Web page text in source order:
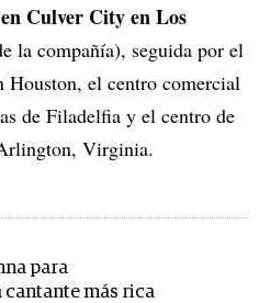
Culver City en Los
la compañía), seguida por el
el centro comercial
de Filadelfia y el centro de
Virginia.
para
más rica